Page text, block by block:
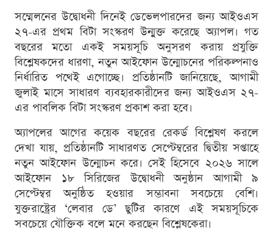
সম্মেলনের উদ্বোধনী দিনেই ডেভেলপারদের জন্য আইওএস
২৭-এর প্রথম বিটা সংস্করণ উন্মুক্ত করেছে অ্যাপল। গত
বছরের মতো একই সময়সূচি অনুসরণ করায় প্রযুক্তি
বিশ্লেষকদের ধারণা, নতুন আইফোন উন্মোচনের পরিকল্পনাও
নির্ধারিত পথেই এগোচ্ছে। প্রতিষ্ঠানটি জানিয়েছে, আগামী
জুলাই মাসে সাধারণ ব্যবহারকারীদের জন্য আইওএস ২৭-
এর পাবলিক বিটা সংস্করণ প্রকাশ করা হবে।
অ্যাপলের আগের কয়েক বছরের রেকর্ড বিশ্লেষণ করলে
দেখা যায়, প্রতিষ্ঠানটি সাধারণত সেপ্টেম্বরের দ্বিতীয় সপ্তাহে
নতুন আইফোন উন্মোচন করে। সেই হিসেবে ২০২৬ সালে
আইফোন ১৮ সিরিজের উদ্বোধনী অনুষ্ঠান আগামী ৯
সেপ্টেম্বর অনুষ্ঠিত হওয়ার সম্ভাবনা সবচেয়ে বেশি।
যুক্তরাষ্ট্রের ‘লেবার ডে’ ছুটির কারণে এই সময়সূচিকে
সবচেয়ে যৌক্তিক বলে মনে করছেন বিশ্লেষকেরা।